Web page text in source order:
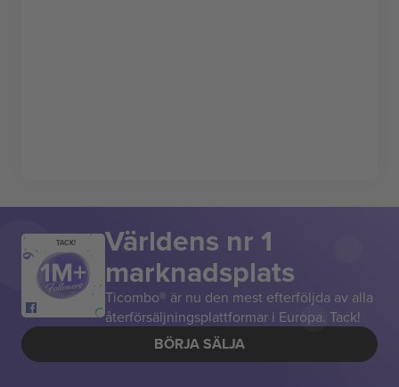
TACK! Världens nr 1
marknadsplats
Ticombo® är nu den mest efterföljda av alla
återförsäljningsplattformar i Europa. Tack!
BÖRJA SÄLJA